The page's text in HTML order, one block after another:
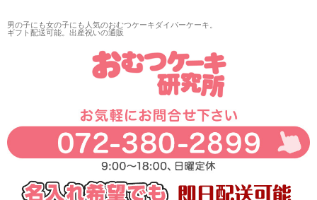
男の子にも女の子にも人気のおむつケーキダイパーケーキ。
ギフト配送可能。出産祝いの通販
翌日発送
◆
◆